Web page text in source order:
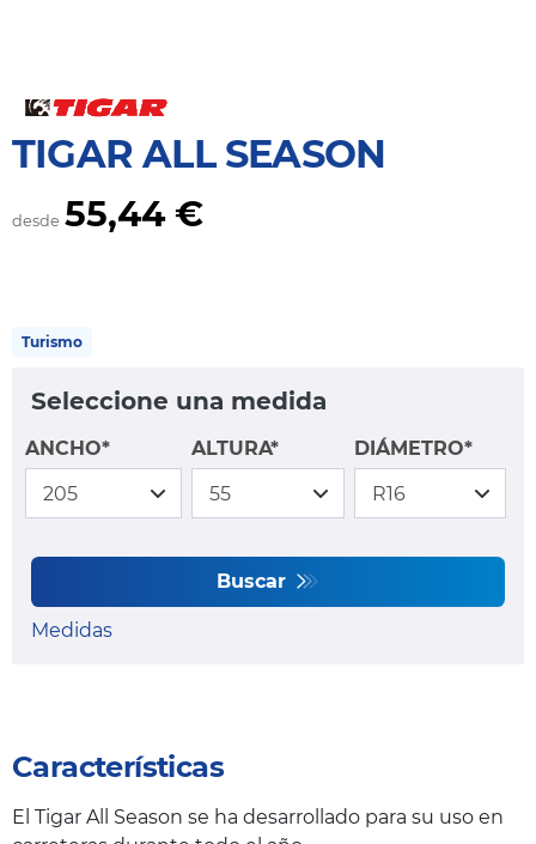
TIGAR ALL SEASON
desde 55,44 €
Turismo
Seleccione una medida
ANCHO* ALTURA* DIÁMETRO*
Buscar
Medidas
Características
El Tigar All Season se ha desarrollado para su uso en